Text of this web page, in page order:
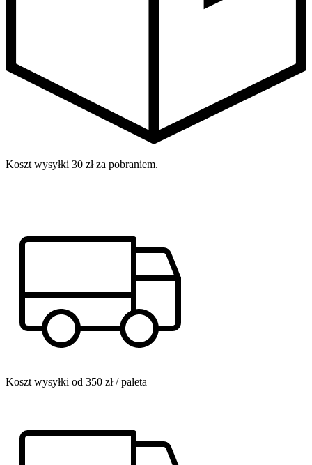
Koszt wysyłki 30 zł za pobraniem.
Koszt wysyłki od 350 zł / paleta